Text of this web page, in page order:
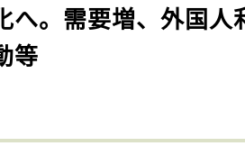
へ。需要増、外国人
等